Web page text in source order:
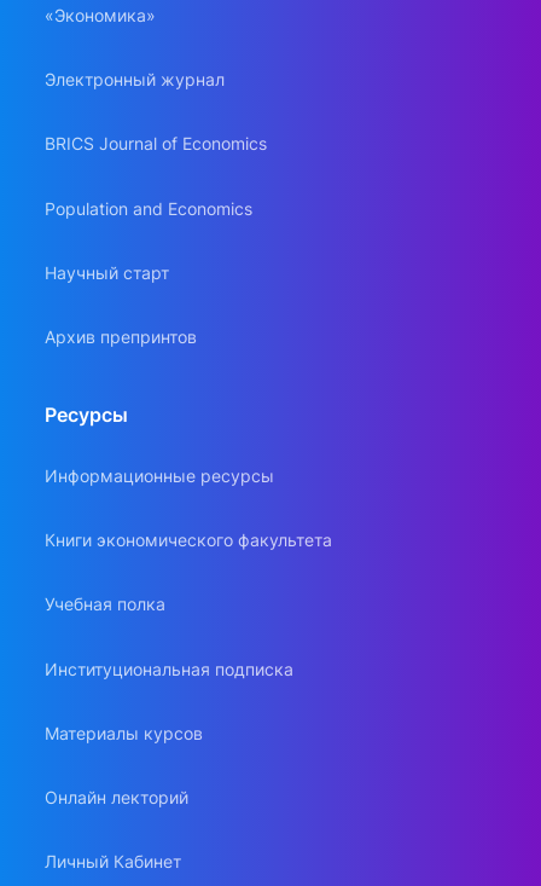
«Экономика»
Электронный журнал
BRICS Journal of Economics
Population and Economics
Научный старт
Архив препринтов
Ресурсы
Информационные ресурсы
Книги экономического факультета
Учебная полка
Институциональная подписка
Материалы курсов
Онлайн лекторий
Личный Кабинет